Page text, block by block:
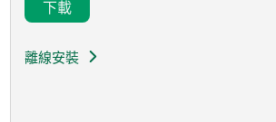
下載
離線安裝